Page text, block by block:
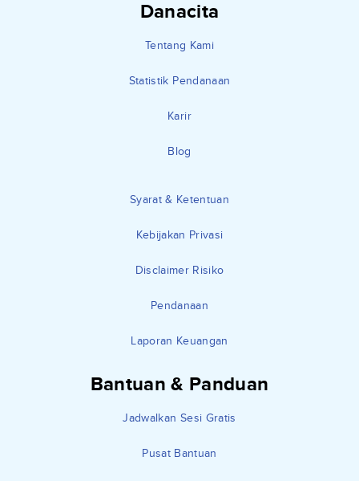
Danacita
Tentang Kami
Statistik Pendanaan
Karir
Blog
Syarat & Ketentuan
Kebijakan Privasi
Disclaimer Risiko
Pendanaan
Laporan Keuangan
Bantuan & Panduan
Jadwalkan Sesi Gratis
Pusat Bantuan